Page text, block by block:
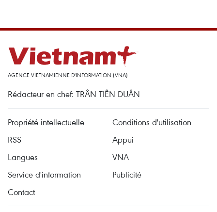
AGENCE VIETNAMIENNE D'INFORMATION (VNA)
Rédacteur en chef: TRÂN TIÊN DUÂN
Propriété intellectuelle
Conditions d'utilisation
RSS
Appui
Langues
VNA
Service d'information
Publicité
Contact